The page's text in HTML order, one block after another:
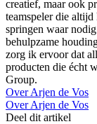
creatief, maar ook
teamspeler die altijd
springen waar
behulpzame
zorg ik ervoor dat
producten die écht
Group.
Over Arjen de Vos
Over Arjen de Vos
Deel dit artikel